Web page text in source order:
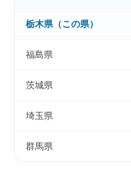
栃木県（この県）
福島県
茨城県
埼玉県
群馬県